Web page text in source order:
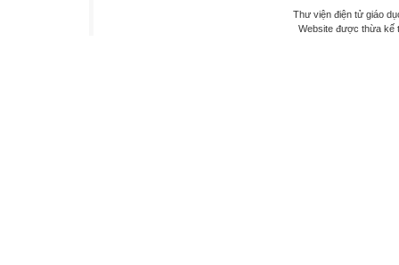
Thư viện điện tử giáo
Website được thừa kế